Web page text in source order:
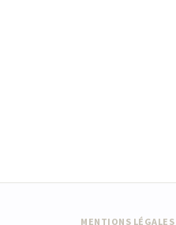
MENTIONS LÉGALES